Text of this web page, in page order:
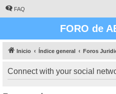
FAQ
FORO de
Inicio Índice general Foros
Connect with your social